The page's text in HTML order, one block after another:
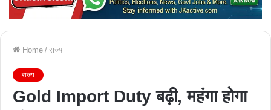
Home / राज्य
राज्य
Gold Import Duty बढ़ी, महंगा होगा